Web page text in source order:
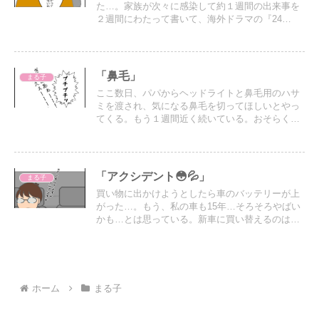
た…。家族が次々に感染して約１週間の出来事を
２週間にわたって書いて、海外ドラマの『24
まる子 「鼻毛」
ここ数日、パパからヘッドライトと鼻毛用のハサ
ミを渡され、気になる鼻毛を切ってほしいとやっ
てくる。もう１週間近く続いている。おそらく気
まる子 「アクシデント😳💦」
買い物に出かけようとしたら車のバッテリーが上
がった…。もう、私の車も15年…そろそろやばい
かも…とは思っている。新車に買い替えるのは王
ホーム まる子